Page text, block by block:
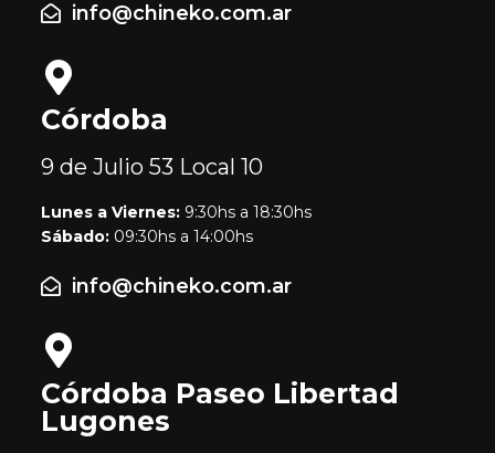
info@chineko.com.ar
Córdoba
9 de Julio 53 Local 10
Lunes a Viernes: 9:30hs a 18:30hs
Sábado: 09:30hs a 14:00hs
info@chineko.com.ar
Córdoba Paseo Libertad
Lugones